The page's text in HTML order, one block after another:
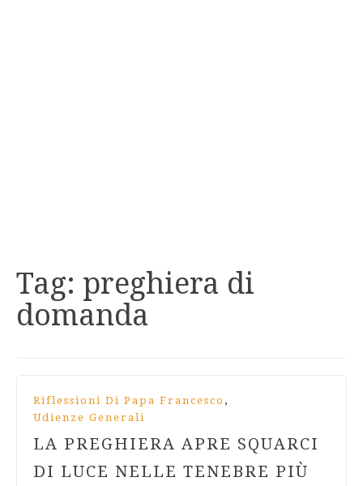
Tag: preghiera di
domanda
Riflessioni Di Papa Francesco ,
Udienze Generali
LA PREGHIERA APRE SQUARCI
DI LUCE NELLE TENEBRE PIÙ